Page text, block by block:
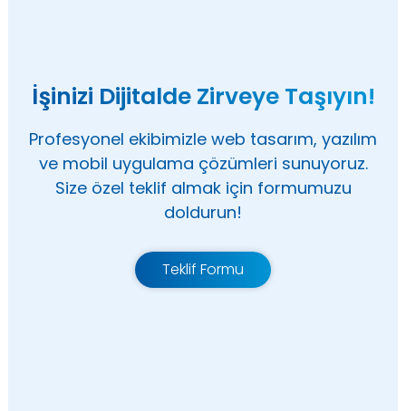
İşinizi Dijitalde Zirveye Taşıyın!
Profesyonel ekibimizle web tasarım, yazılım
ve mobil uygulama çözümleri sunuyoruz.
Size özel teklif almak için formumuzu
doldurun!
Teklif Formu